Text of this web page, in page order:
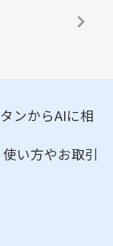
ンからAIに相
い方やお取引